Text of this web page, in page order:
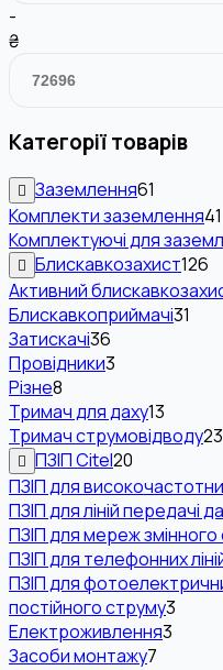
-
₴
Категорії товарів
Заземлення61
Комплекти заземлення41
Комплектуючі для
Блискавкозахист126
Активний
Блискавкоприймачі31
Затискачі36
Провідники3
Різне8
Тримач для даху13
Тримач струмовідводу23
ПЗІП Citel20
ПЗІП для
ПЗІП для ліній передачі
ПЗІП для мереж
ПЗІП для телефонних
ПЗІП для
постійного струму3
Електроживлення3
Засоби монтажу7